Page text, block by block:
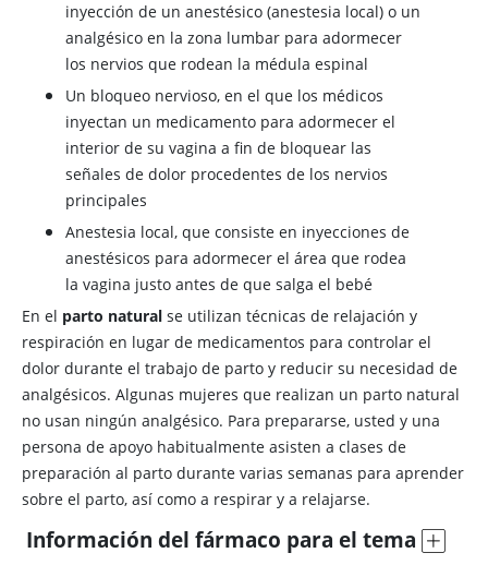
inyección de un anestésico (anestesia local) o un
analgésico en la zona lumbar para adormecer
los nervios que rodean la médula espinal
Un bloqueo nervioso, en el que los médicos
inyectan un medicamento para adormecer el
interior de su vagina a fin de bloquear las
señales de dolor procedentes de los nervios
principales
Anestesia local, que consiste en inyecciones de
anestésicos para adormecer el área que rodea
la vagina justo antes de que salga el bebé
En el parto natural se utilizan técnicas de relajación y
respiración en lugar de medicamentos para controlar el
dolor durante el trabajo de parto y reducir su necesidad de
analgésicos. Algunas mujeres que realizan un parto natural
no usan ningún analgésico. Para prepararse, usted y una
persona de apoyo habitualmente asisten a clases de
preparación al parto durante varias semanas para aprender
sobre el parto, así como a respirar y a relajarse.
Información del fármaco para el tema